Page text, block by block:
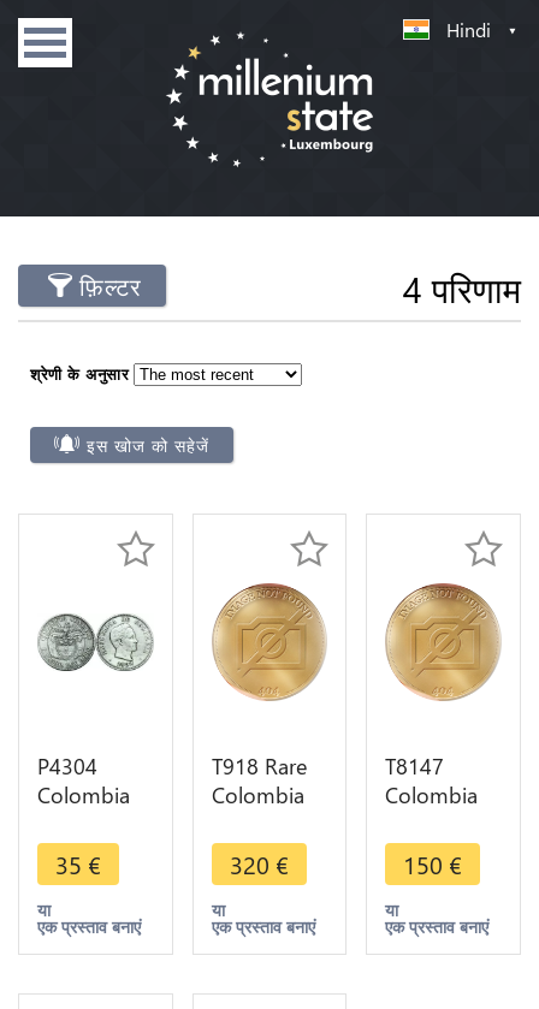
Hindi
फ़िल्टर 4 परिणाम
श्रेणी के अनुसार
इस खोज को सहेजें
P4304
Colombia
Centavos
1922
Birmingham
Silver ->
35 €
या
एक प्रस्ताव बनाएं
T918 Rare
Colombia
Marta-
Royalist 1/4
Real 1820
KM B4 High
320 €
या
एक प्रस्ताव बनाएं
T8147
Colombia
Siege de
Santa Marta
1820 -> M
Offer
150 €
या
एक प्रस्ताव बनाएं